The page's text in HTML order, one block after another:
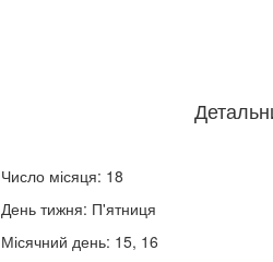
Число місяця: 18
День тижня: П'ятниця
Місячний день: 15, 16